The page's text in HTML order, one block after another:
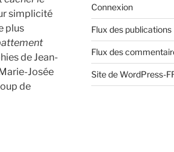
simplicité
plus
de Jean-
Josée
de
Connexion
Flux des publications
Flux des
Site de WordPress-